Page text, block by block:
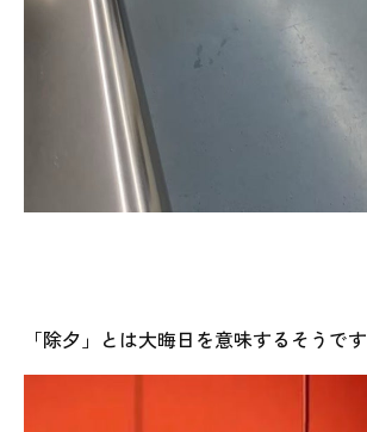
「除夕」とは大晦日を意味するそうです